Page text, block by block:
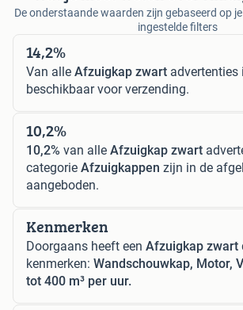
De onderstaande waarden zijn gebaseerd op
ingestelde filters
14,2%
Van alle Afzuigkap zwart advertenties
beschikbaar voor verzending.
10,2%
10,2% van alle Afzuigkap zwart
categorie Afzuigkappen zijn in de
aangeboden.
Kenmerken
Doorgaans heeft een Afzuigkap zwart
kenmerken: Wandschouwkap, Motor,
tot 400 m³ per uur.